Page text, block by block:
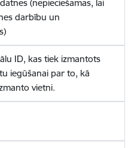
(nepieciešamas, lai
darbību un
ID, kas tiek izmantots
iegūšanai par to, kā
vietni.